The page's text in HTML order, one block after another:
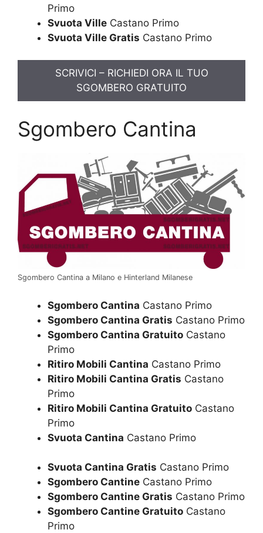
Primo
Svuota Ville Castano Primo
Svuota Ville Gratis Castano Primo
SCRIVICI – RICHIEDI ORA IL TUO
SGOMBERO GRATUITO
Sgombero Cantina
Sgombero Cantina a Milano e Hinterland Milanese
Sgombero Cantina Castano Primo
Sgombero Cantina Gratis Castano Primo
Sgombero Cantina Gratuito Castano
Primo
Ritiro Mobili Cantina Castano Primo
Ritiro Mobili Cantina Gratis Castano
Primo
Ritiro Mobili Cantina Gratuito Castano
Primo
Svuota Cantina Castano Primo
Svuota Cantina Gratis Castano Primo
Sgombero Cantine Castano Primo
Sgombero Cantine Gratis Castano Primo
Sgombero Cantine Gratuito Castano
Primo